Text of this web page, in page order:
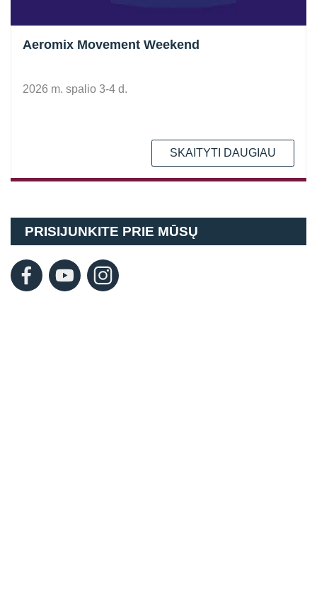
Aeromix Movement Weekend
2026 m. spalio 3-4 d.
SKAITYTI DAUGIAU
PRISIJUNKITE PRIE MŪSŲ